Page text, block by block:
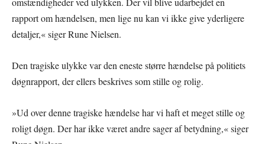
rapport om hændelsen, men lige nu kan vi ikke give yderligere
detaljer,« siger Rune Nielsen.
Den tragiske ulykke var den eneste større hændelse på politiets
døgnrapport, der ellers beskrives som stille og rolig.
»Ud over denne tragiske hændelse har vi haft et meget stille og
roligt døgn. Der har ikke været andre sager af betydning,« siger